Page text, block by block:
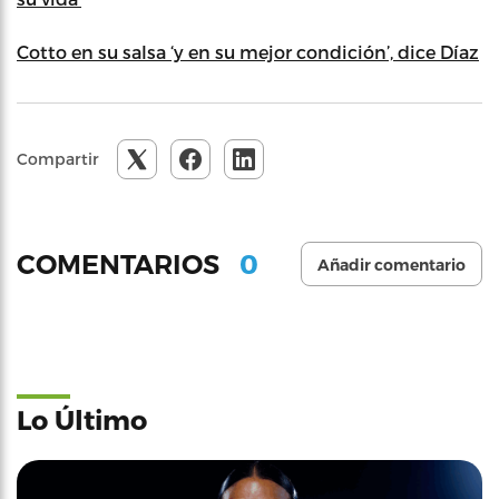
Cotto en su salsa ‘y en su mejor condición’, dice Díaz
Compartir
COMENTARIOS 0 Añadir comentario
Lo Último